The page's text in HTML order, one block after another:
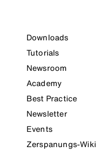
Downloads
Tutorials
Newsroom
Academy
Best Practice
Newsletter
Events
Zerspanungs-Wiki